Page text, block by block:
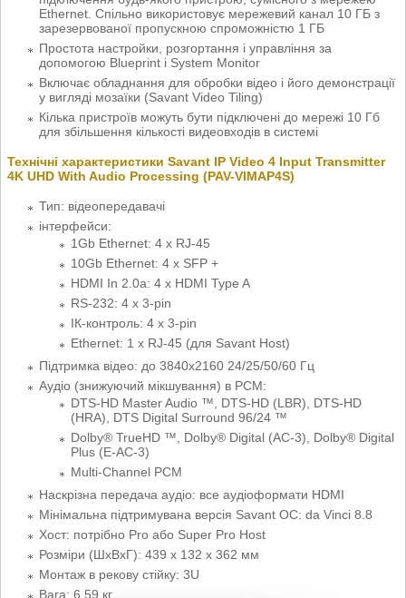
Ethernet. Спільно використовує мережевий канал 10 ГБ з
зарезервованої пропускною спроможністю 1 ГБ
Простота настройки, розгортання і управління за
допомогою Blueprint і System Monitor
Включає обладнання для обробки відео і його демонстрації
у вигляді мозаїки (Savant Video Tiling)
Кілька пристроїв можуть бути підключені до мережі 10 Гб
для збільшення кількості видеовходів в системі
Технічні характеристики Savant IP Video 4 Input Transmitter
4K UHD With Audio Processing (PAV-VIMAP4S)
Тип: відеопередавачі
інтерфейси:
1Gb Ethernet: 4 x RJ-45
10Gb Ethernet: 4 x SFP +
HDMI In 2.0a: 4 x HDMI Type A
RS-232: 4 x 3-pin
ІК-контроль: 4 x 3-pin
Ethernet: 1 x RJ-45 (для Savant Host)
Підтримка відео: до 3840х2160 24/25/50/60 Гц
Аудіо (знижуючий мікшування) в PCM:
DTS-HD Master Audio ™, DTS-HD (LBR), DTS-HD
(HRA), DTS Digital Surround 96/24 ™
Dolby® TrueHD ™, Dolby® Digital (AC-3), Dolby® Digital
Plus (E-AC-3)
Multi-Channel PCM
Наскрізна передача аудіо: все аудіоформати HDMI
Мінімальна підтримувана версія Savant ОС: da Vinci 8.8
Хост: потрібно Pro або Super Pro Host
Розміри (ШхВхГ): 439 х 132 х 362 мм
Монтаж в рекову стійку: 3U
Вага: 6.59 кг